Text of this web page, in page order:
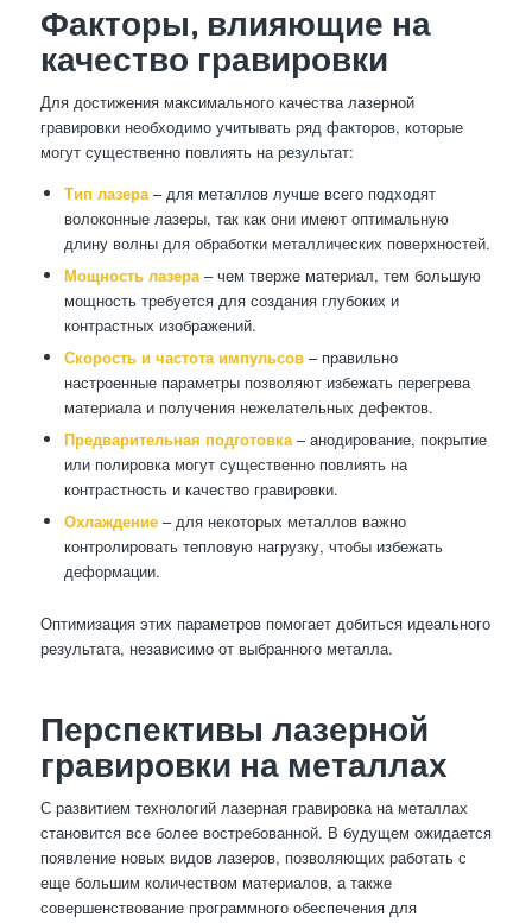
Факторы, влияющие на
качество гравировки
Для достижения максимального качества лазерной
гравировки необходимо учитывать ряд факторов, которые
могут существенно повлиять на результат:
Тип лазера– для металлов лучше всего подходят
волоконные лазеры, так как они имеют оптимальную
длину волны для обработки металлических поверхностей.
Мощность лазера– чем тверже материал, тем большую
мощность требуется для создания глубоких и
контрастных изображений.
Скорость и частота импульсов– правильно
настроенные параметры позволяют избежать перегрева
материала и получения нежелательных дефектов.
Предварительная подготовка– анодирование, покрытие
или полировка могут существенно повлиять на
контрастность и качество гравировки.
Охлаждение– для некоторых металлов важно
контролировать тепловую нагрузку, чтобы избежать
деформации.
Оптимизация этих параметров помогает добиться идеального
результата, независимо от выбранного металла.
Перспективы лазерной
гравировки на металлах
С развитием технологий лазерная гравировка на металлах
становится все более востребованной. В будущем ожидается
появление новых видов лазеров, позволяющих работать с
еще большим количеством материалов, а также
совершенствование программного обеспечения для